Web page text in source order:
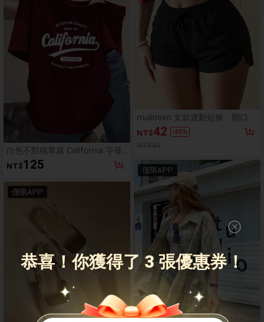
恭喜！你獲得了 3 張優惠券！
白色不對稱單肩 California 字母
印花短袖 T-shirt 女款夏季修身顯
身材辣妹風美式休閒上衣
NT$125
僅限APP
mulinsen 女款運動短褲，開口褲
腳設計，彈性腰帶，夏季運動休
閒 3/4 長度短褲
NT$42 -49%
僅限APP